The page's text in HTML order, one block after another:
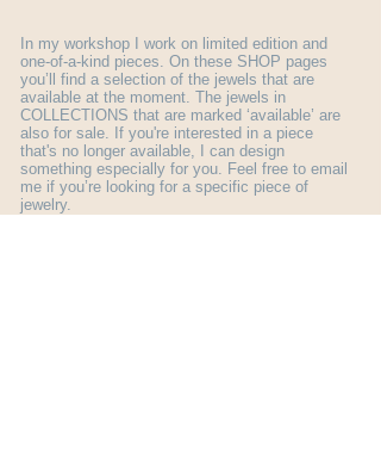
In my workshop I work on limited edition and
one-of-a-kind pieces. On these SHOP pages
you’ll find a selection of the jewels that are
available at the moment. The jewels in
COLLECTIONS that are marked ‘available’ are
also for sale. If you're interested in a piece
that's no longer available, I can design
something especially for you. Feel free to email
me if you’re looking for a specific piece of
jewelry.